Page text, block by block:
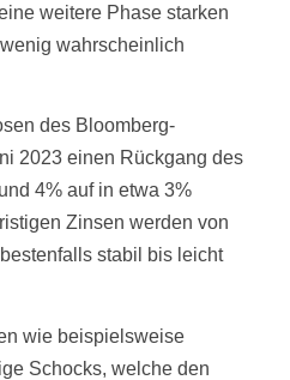
weitere Phase starken
wahrscheinlich
des Bloomberg-
2023 einen Rückgang des
4% auf in etwa 3%
Zinsen werden von
stabil bis leicht
wie beispielsweise
Schocks, welche den